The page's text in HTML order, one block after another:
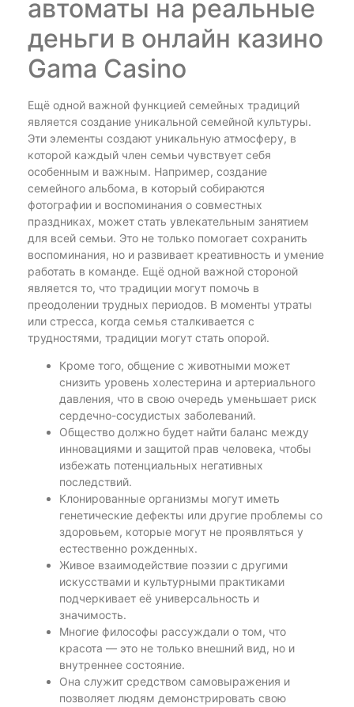
автоматы на реальные
деньги в онлайн казино
Gama Casino
Ещё одной важной функцией семейных традиций
является создание уникальной семейной культуры.
Эти элементы создают уникальную атмосферу, в
которой каждый член семьи чувствует себя
особенным и важным. Например, создание
семейного альбома, в который собираются
фотографии и воспоминания о совместных
праздниках, может стать увлекательным занятием
для всей семьи. Это не только помогает сохранить
воспоминания, но и развивает креативность и умение
работать в команде. Ещё одной важной стороной
является то, что традиции могут помочь в
преодолении трудных периодов. В моменты утраты
или стресса, когда семья сталкивается с
трудностями, традиции могут стать опорой.
Кроме того, общение с животными может
снизить уровень холестерина и артериального
давления, что в свою очередь уменьшает риск
сердечно-сосудистых заболеваний.
Общество должно будет найти баланс между
инновациями и защитой прав человека, чтобы
избежать потенциальных негативных
последствий.
Клонированные организмы могут иметь
генетические дефекты или другие проблемы со
здоровьем, которые могут не проявляться у
естественно рожденных.
Живое взаимодействие поэзии с другими
искусствами и культурными практиками
подчеркивает её универсальность и
значимость.
Многие философы рассуждали о том, что
красота — это не только внешний вид, но и
внутреннее состояние.
Она служит средством самовыражения и
позволяет людям демонстрировать свою